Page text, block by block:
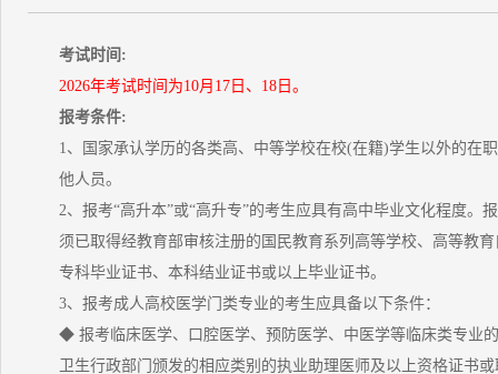
考试时间:
2026年考试时间为10月17日、18日。
报考条件:
1、国家承认学历的各类高、中等学校在校(在籍)学生以外的在
他人员。
2、报考“高升本”或“高升专”的考生应具有高中毕业文化程度。
须已取得经教育部审核注册的国民教育系列高等学校、高等教
专科毕业证书、本科结业证书或以上毕业证书。
3、报考成人高校医学门类专业的考生应具备以下条件：
◆ 报考临床医学、口腔医学、预防医学、中医学等临床类专业
卫生行政部门颁发的相应类别的执业助理医师及以上资格证书